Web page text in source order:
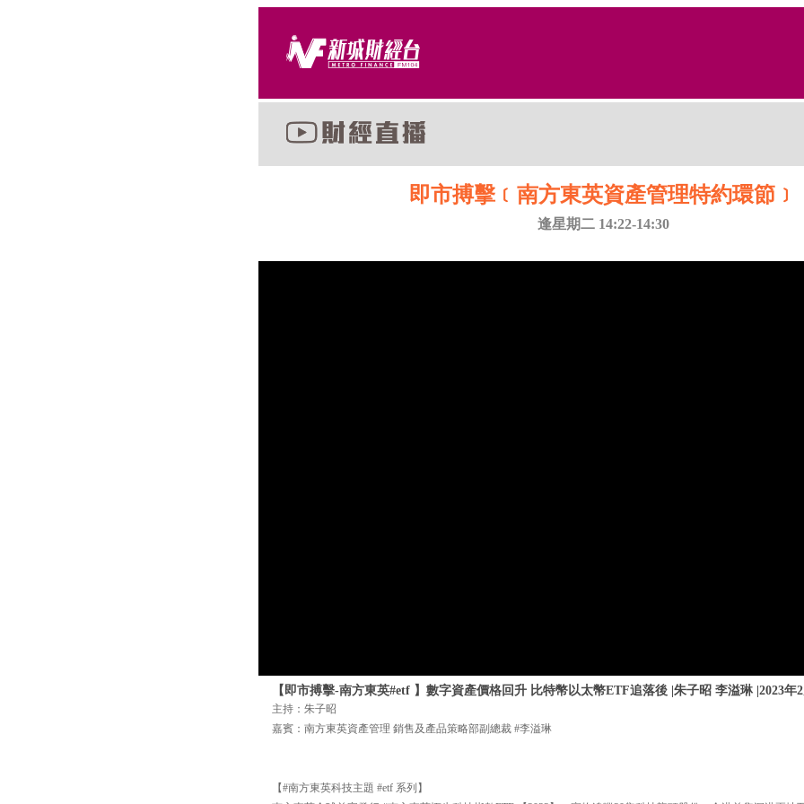
即市搏擊﹝南方東英資產管理特約環節﹞
逢星期二 14:22-14:30
【即市搏擊-南方東英#etf 】數字資產價格回升 比特幣以太幣ETF追落後 |朱子昭 李溢琳 |2023年
主持：朱子昭
嘉賓：南方東英資產管理 銷售及產品策略部副總裁 #李溢琳
【#南方東英科技主題 #etf 系列】